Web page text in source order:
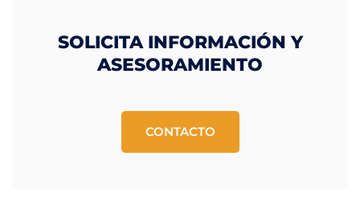
SOLICITA INFORMACIÓN Y
ASESORAMIENTO
CONTACTO